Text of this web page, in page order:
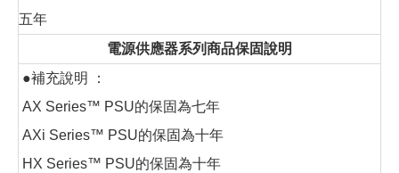
五年
電源供應器系列商品保固說明
●補充說明 ：
AX Series™ PSU的保固為七年
AXi Series™ PSU的保固為十年
HX Series™ PSU的保固為十年